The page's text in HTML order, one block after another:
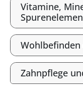
Vitamine,
Zahnpflege